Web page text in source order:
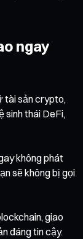
ngay
tài sản crypto,
sinh thái DeFi,
không phát
sẽ không bị gọi
giao
đáng tin cậy.